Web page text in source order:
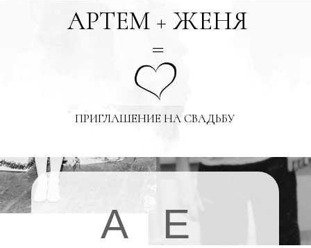
А Е
АРТЕМ + ЖЕНЯ
=
ПРИГЛАШЕНИЕ НА СВАДЬБУ